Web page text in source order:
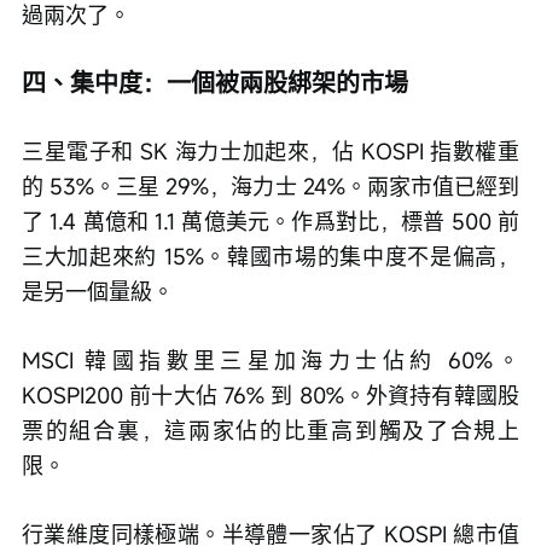
過兩次了。
四、集中度：一個被兩股綁架的市場
三星電子和 SK 海力士加起來，佔 KOSPI 指數權重
的 53%。三星 29%，海力士 24%。兩家市值已經到
了 1.4 萬億和 1.1 萬億美元。作爲對比，標普 500 前
三大加起來約 15%。韓國市場的集中度不是偏高，
是另一個量級。
MSCI 韓國指數里三星加海力士佔約 60%。
KOSPI200 前十大佔 76% 到 80%。外資持有韓國股
票的組合裏，這兩家佔的比重高到觸及了合規上
限。
行業維度同樣極端。半導體一家佔了 KOSPI 總市值